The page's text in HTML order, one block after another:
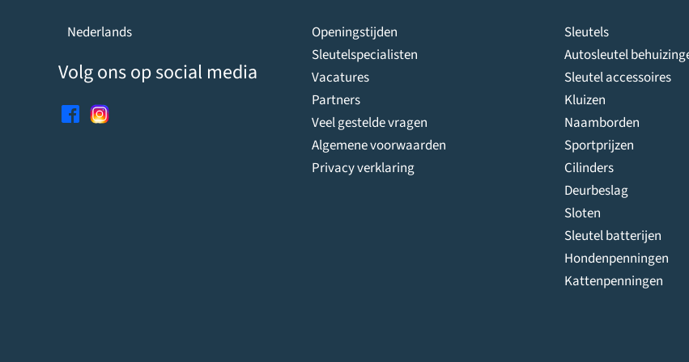
Nederlands
Volg ons op social media
Openingstijden
Sleutelspecialisten
Vacatures
Partners
Veel gestelde vragen
Algemene voorwaarden
Privacy verklaring
Sleutels
Autosleutel
Sleutel accessoires
Kluizen
Naamborden
Sportprijzen
Cilinders
Deurbeslag
Sloten
Sleutel batterijen
Hondenpenningen
Kattenpenningen